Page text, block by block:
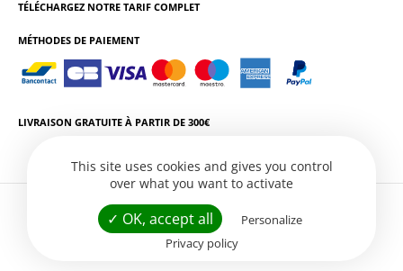
TÉLÉCHARGEZ NOTRE TARIF COMPLET
MÉTHODES DE PAIEMENT
LIVRAISON GRATUITE À PARTIR DE 300€
L'ABUS D'ALCOOL EST DANGEREUX POUR LA SANTÉ. CONSOMMEZ AVEC
MODÉRATION.
Conditions Générales de Vente
Politique de Confidentialité
Site web par
This site uses cookies and gives you control
over what you want to activate
✓ OK, accept all
Personalize
Privacy policy